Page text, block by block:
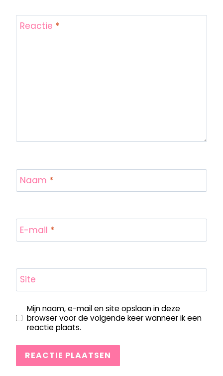
Reactie *
Naam *
E-mail *
Site
Mijn naam, e-mail en site opslaan in deze
browser voor de volgende keer wanneer ik een
reactie plaats.